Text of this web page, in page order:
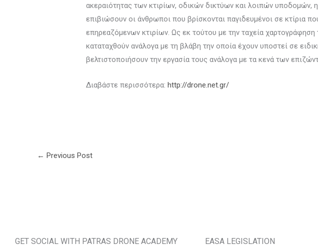
ακεραιότητας των κτιρίων, οδικών δικτύων και λοιπών υποδομών, η
επιβιώσουν οι άνθρωποι που βρίσκονται παγιδευμένοι σε κτίρια
επηρεαζόμενων κτιρίων. Ως εκ τούτου με την ταχεία χαρτογράφηση
καταταχθούν ανάλογα με τη βλάβη την οποία έχουν υποστεί σε
βελτιστοποιήσουν την εργασία τους ανάλογα με τα κενά των
Διαβάστε περισσότερα:http://drone.net.gr/
← Previous Post
GET SOCIAL WITH PATRAS DRONE ACADEMY EASA LEGISLATION